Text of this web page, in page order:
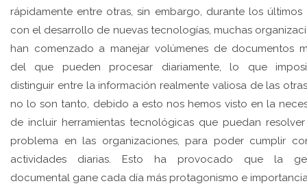
rápidamente entre otras, sin embargo, durante los últimos
con el desarrollo de nuevas tecnologías, muchas
han comenzado a manejar volúmenes de documentos
del que pueden procesar diariamente, lo que
distinguir entre la información realmente valiosa de las
no lo son tanto, debido a esto nos hemos visto en la
de incluir herramientas tecnológicas que puedan
problema en las organizaciones, para poder cumplir
actividades diarias. Esto ha provocado que la
documental gane cada día más protagonismo e